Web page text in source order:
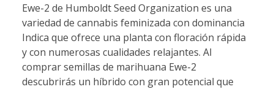
Ewe-2 de Humboldt Seed Organization es una
variedad de cannabis feminizada con dominancia
Indica que ofrece una planta con floración rápida
y con numerosas cualidades relajantes. Al
comprar semillas de marihuana Ewe-2
descubrirás un híbrido con gran potencial que